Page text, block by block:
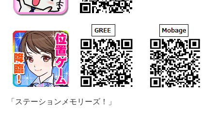
「ステーションメモリーズ！」